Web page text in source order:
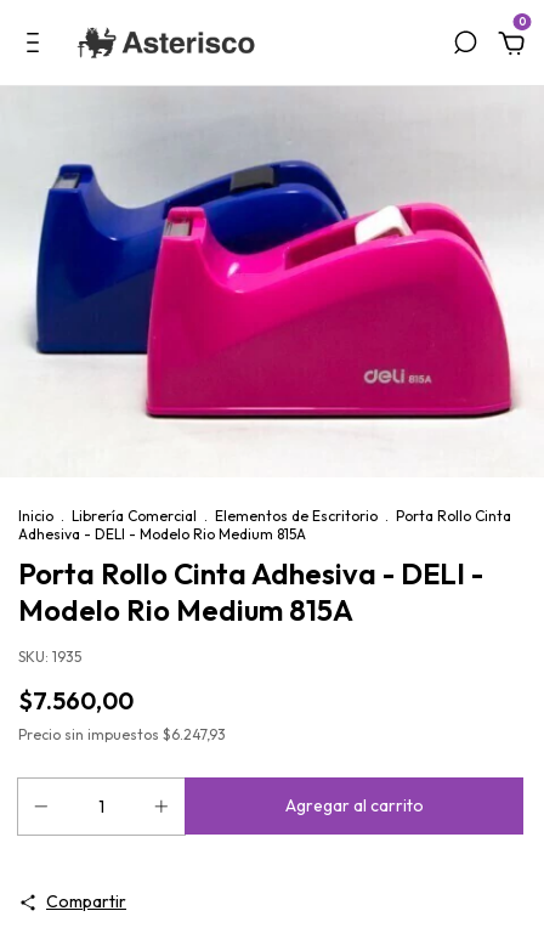
0
Inicio . Librería Comercial . Elementos de Escritorio . Porta Rollo Cinta
Adhesiva - DELI - Modelo Rio Medium 815A
Porta Rollo Cinta Adhesiva - DELI -
Modelo Rio Medium 815A
SKU: 1935
$7.560,00
Precio sin impuestos $6.247,93
Compartir